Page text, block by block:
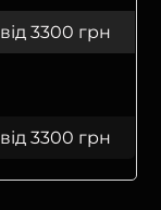
від 3300 грн
від 3300 грн